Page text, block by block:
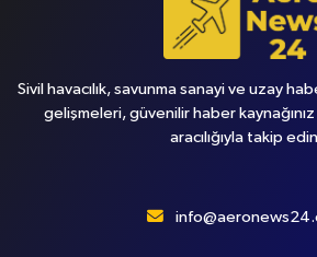
Sivil havacılık, savunma sanayi ve uzay
gelişmeleri, güvenilir haber
aracılığıyla takip